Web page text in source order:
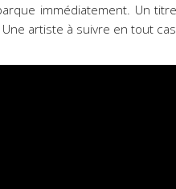
immédiatement. Un
Une artiste à suivre en tout